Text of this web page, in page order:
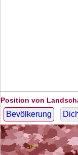
Position von
Bevölkerung